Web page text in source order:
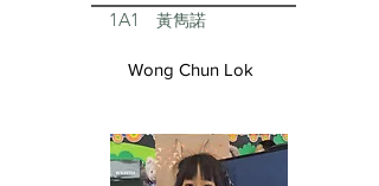
1A1 黃雋諾
Wong Chun Lok